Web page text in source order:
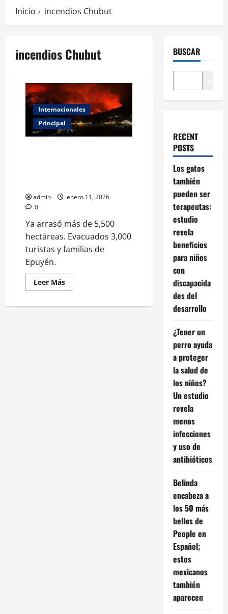
Inicio incendios Chubut
incendios Chubut
Internacionales
Principal
admin
enero 11, 2026
0
Ya arrasó más de 5,500
hectáreas. Evacuados 3,000
turistas y familias de
Epuyén.
Leer MásLeer
más
Incendio
BUSCAR
RECENT
POSTS
Los gatos
también
pueden ser
terapeutas:
estudio
revela
beneficios
para niños
con
discapacida
des del
desarrollo
¿Tener un
perro ayuda
a proteger
la salud de
los niños?
Un estudio
revela
menos
infecciones
y uso de
antibióticos
Belinda
encabeza a
los 50 más
bellos de
People en
Español;
estos
mexicanos
también
aparecen